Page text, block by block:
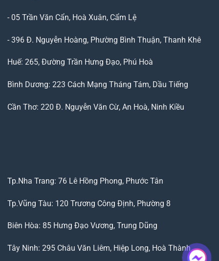
- 05 Trần Văn Cẩn, Hoà Xuân, Cẩm Lệ
- 396 Đ. Nguyễn Hoàng, Phường Bình Thuận, Thanh Khê
Huế: 265, Đường Trần Hưng Đạo, Phú Hoà
Bình Dương: 223 Cách Mạng Tháng Tám, Dầu Tiếng
Cần Thơ: 220 Đ. Nguyễn Văn Cừ, An Hoà, Ninh Kiều
Tp.Nha Trang: 76 Lê Hồng Phong, Phước Tân
Tp.Vũng Tàu: 120 Trương Công Định, Phường 8
Biên Hòa: 85 Hưng Đạo Vương, Trung Dũng
Tây Ninh: 295 Châu Văn Liêm, Hiệp Long, Hoà Thành